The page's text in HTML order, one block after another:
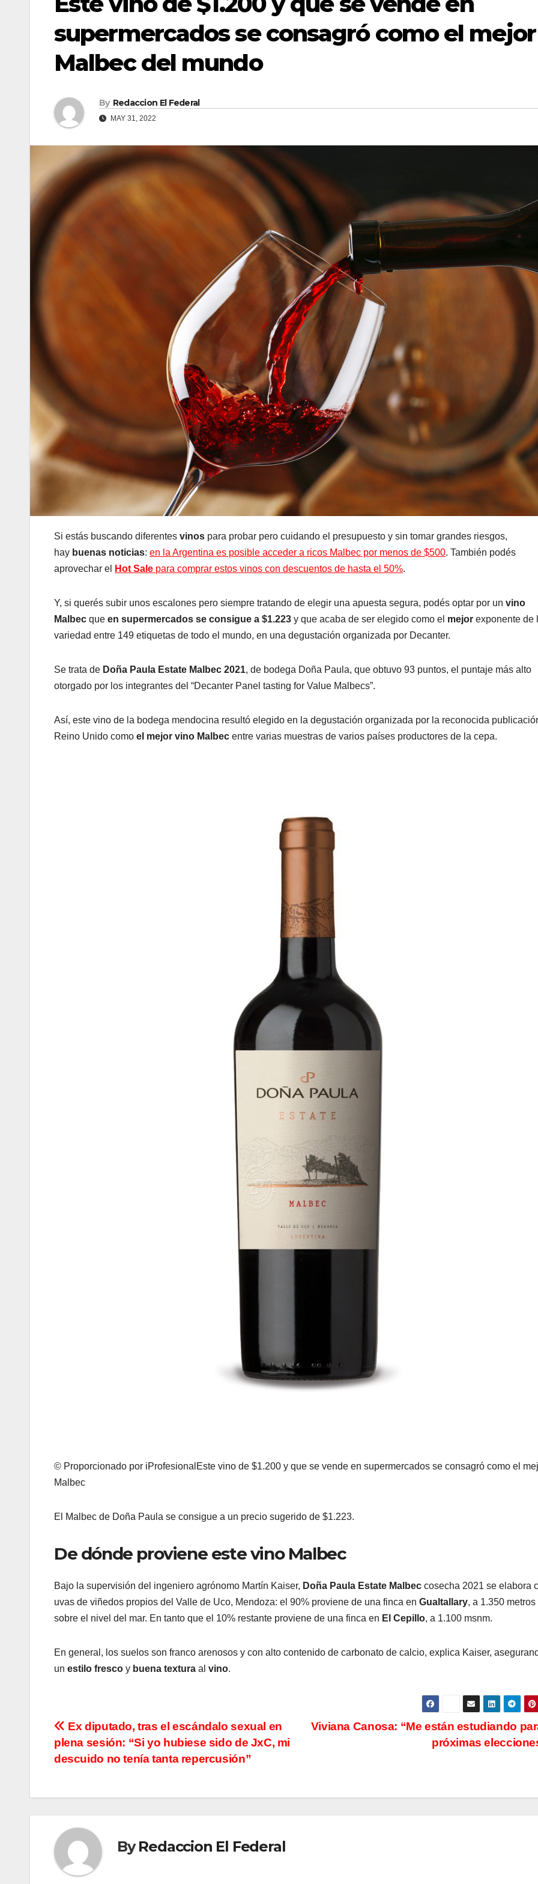
supermercados se consagró como el mejor
Malbec del mundo
By Redaccion El Federal
MAY 31, 2022
Si estás buscando diferentes vinos para probar pero cuidando el presupuesto y sin tomar grandes riesgos,
hay buenas noticias: en la Argentina es posible acceder a ricos Malbec por menos de $500. También podés
aprovechar el
Hot Sale para comprar estos vinos con descuentos de hasta el 50%.
Y, si querés subir unos escalones pero siempre tratando de elegir una apuesta segura, podés optar por un vino
Malbec que en supermercados se consigue a $1.223 y que acaba de ser elegido como el mejor exponente de
variedad entre 149 etiquetas de todo el mundo, en una degustación organizada por Decanter.
Se trata de Doña Paula Estate Malbec 2021, de bodega Doña Paula, que obtuvo 93 puntos, el puntaje más alto
otorgado por los integrantes del “Decanter Panel tasting for Value Malbecs”.
Así, este vino de la bodega mendocina resultó elegido en la degustación organizada por la reconocida
Reino Unido como el mejor vino Malbec entre varias muestras de varios países productores de la cepa.
© Proporcionado por iProfesionalEste vino de $1.200 y que se vende en supermercados se consagró como el
Malbec
El Malbec de Doña Paula se consigue a un precio sugerido de $1.223.
De dónde proviene este vino Malbec
Bajo la supervisión del ingeniero agrónomo Martín Kaiser, Doña Paula Estate Malbec cosecha 2021 se elabora
uvas de viñedos propios del Valle de Uco, Mendoza: el 90% proviene de una finca en Gualtallary, a 1.350 metros
sobre el nivel del mar. En tanto que el 10% restante proviene de una finca en El Cepillo, a 1.100 msnm.
En general, los suelos son franco arenosos y con alto contenido de carbonato de calcio, explica Kaiser,
un estilo fresco y buena textura al vino.
N
a
e
g
a
c
Viviana Canosa: “Me están estudiando
próximas
Ex diputado, tras el escándalo sexual en
plena sesión: “Si yo hubiese sido de JxC, mi
descuido no tenía tanta repercusión”
ByRedaccion El Federal